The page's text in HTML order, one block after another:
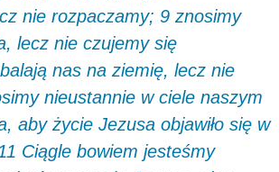
nie rozpaczamy; 9 znosimy
lecz nie czujemy się
nas na ziemię, lecz nie
nieustannie w ciele naszym
aby życie Jezusa objawiło się w
Ciągle bowiem jesteśmy